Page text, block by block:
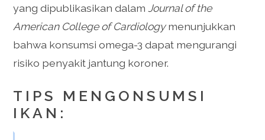
yang dipublikasikan dalam Journal of the
American College of Cardiologymenunjukkan
bahwa konsumsi omega-3 dapat mengurangi
risiko penyakit jantung koroner.
TIPS MENGONSUMSI
IKAN: